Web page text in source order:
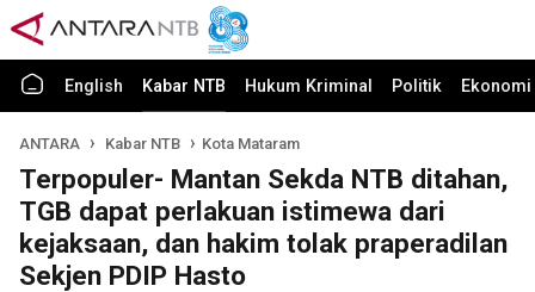
English Kabar NTB Hukum Kriminal Politik
ANTARA Kabar NTB Kota Mataram
Terpopuler- Mantan Sekda NTB ditahan,
TGB dapat perlakuan istimewa dari
kejaksaan, dan hakim tolak praperadilan
Sekjen PDIP Hasto